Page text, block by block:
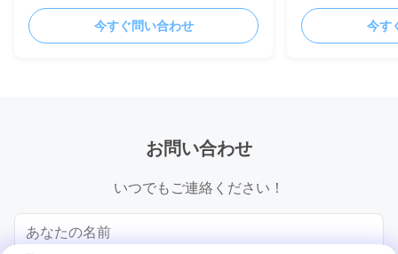
ビス 320x320mm
今すぐ問い合わせ
320x320mm
今す
お問い合わせ
いつでもご連絡ください！